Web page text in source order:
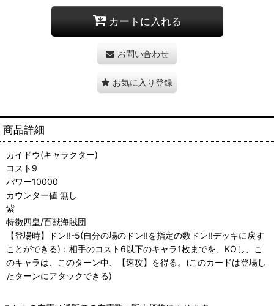
カートに入れる
お問い合わせ
お気に入り登録
商品詳細
カイドウ(キャラクター)
コスト9
パワー10000
カウンター値 無し
紫
特徴四皇/百獣海賊団
【登場時】ドン!!-5(自分の場のドン!!を指定の数ドン!!デッキに戻す
ことができる)：相手のコスト6以下のキャラ1枚までを、KOし、こ
のキャラは、このターン中、【速攻】を得る。(このカードは登場し
たターンにアタックできる)